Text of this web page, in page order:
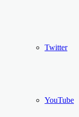
Twitter
YouTube